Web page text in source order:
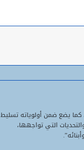
كما يضع ضمن أولوياته تسليط
التي تواجهها،
وكوركول (الجمعة)
أرست أسساً لاقتصاد أكثر
خدمات الدفع الإلكتروني